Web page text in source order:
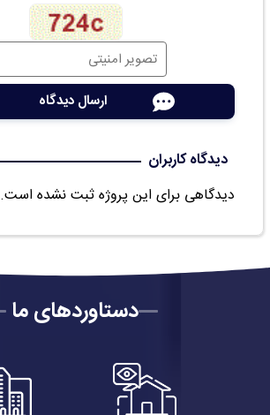
دیدگاه کاربران
دیدگاهی برای این پروژه ثبت نشده است.
دستاوردهای ما